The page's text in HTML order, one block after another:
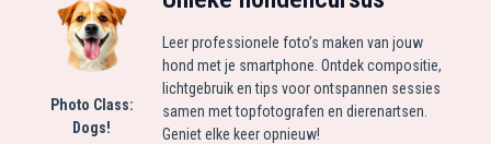
Photo Class:
Dogs!
Leer professionele foto’s maken van jouw
hond met je smartphone. Ontdek compositie,
lichtgebruik en tips voor ontspannen sessies
samen met topfotografen en dierenartsen.
Geniet elke keer opnieuw!